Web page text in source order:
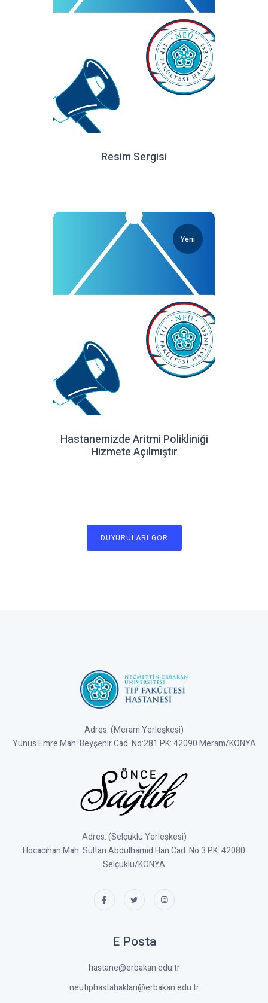
Resim Sergisi
Yeni
Hastanemizde Aritmi Polikliniği
Hizmete Açılmıştır
DUYURULARI GÖR
Adres: (Meram Yerleşkesi)
Yunus Emre Mah. Beyşehir Cad. No:281 PK: 42090 Meram/KONYA
Adres: (Selçuklu Yerleşkesi)
Hocacihan Mah. Sultan Abdulhamid Han Cad. No:3 PK: 42080
Selçuklu/KONYA
E Posta
hastane@erbakan.edu.tr
neutiphastahaklari@erbakan.edu.tr